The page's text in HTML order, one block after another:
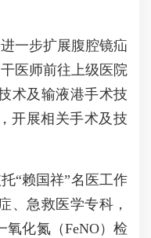
一步扩展腹腔镜疝
医师前往上级医院
术及输液港手术技
开展相关手术及技
“赖国祥”名医工作
、急救医学专科，
氧化氮（FeNO）检